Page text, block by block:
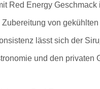
Red Energy
von
lässt sich der
und den privaten